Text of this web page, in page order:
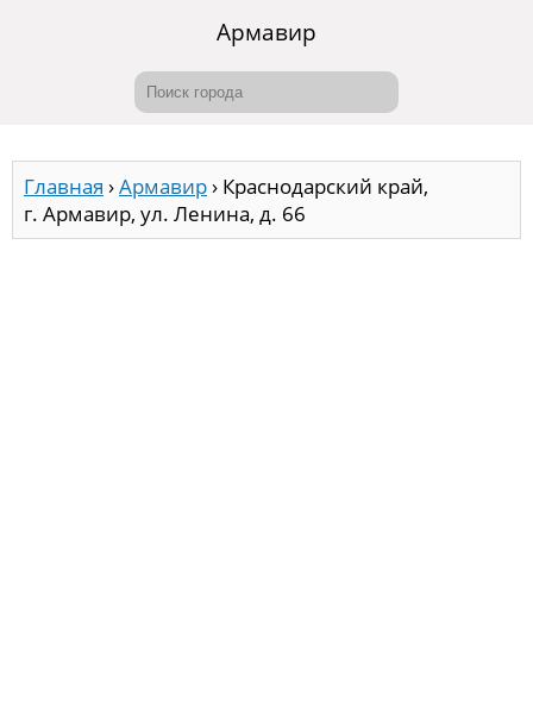
Армавир
Главная ›Армавир› Краснодарский край,
г. Армавир, ул. Ленина, д. 66